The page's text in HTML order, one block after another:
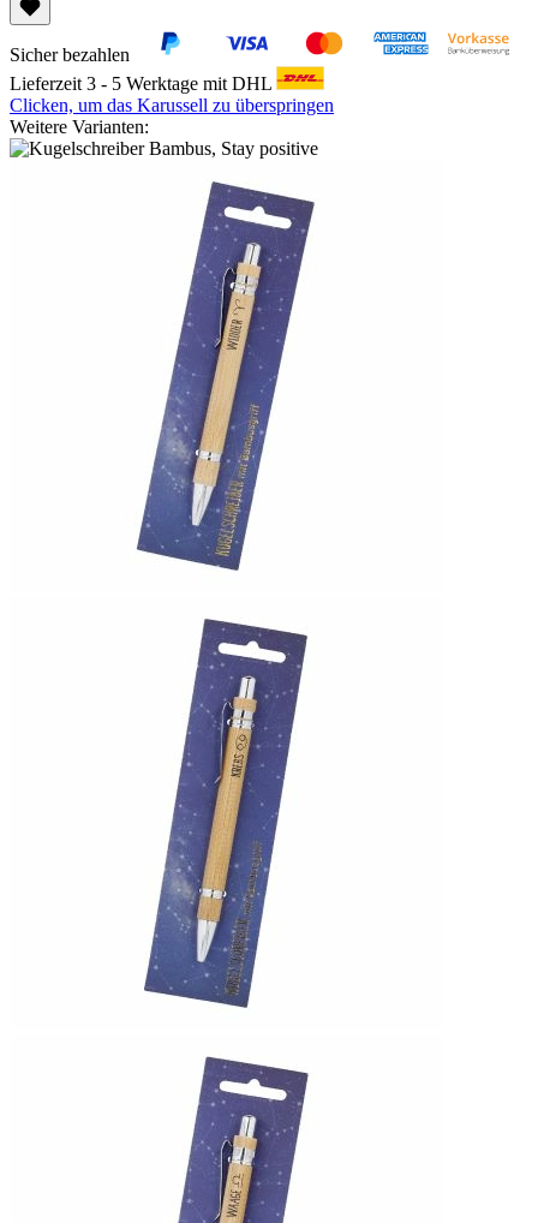
Sicher bezahlen
Lieferzeit 3 - 5 Werktage mit DHL
Clicken, um das Karussell zu überspringen
Weitere Varianten: